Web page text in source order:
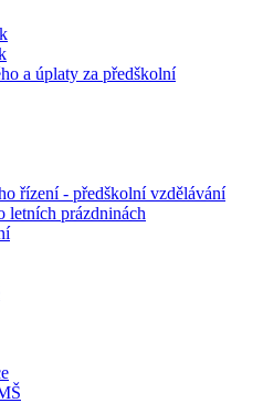
a úplaty za předškolní
řízení - předškolní vzdělávání
letních prázdninách